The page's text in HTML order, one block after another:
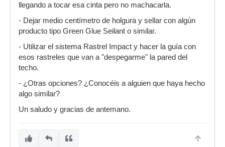
llegando a tocar esa cinta pero no machacarla.
- Dejar medio centímetro de holgura y sellar con algún
producto tipo Green Glue Seilant o similar.
- Utilizar el sistema Rastrel Impact y hacer la guía con
esos rastreles que van a "despegarme" la pared del
techo.
- ¿Otras opciones? ¿Conocéis a alguien que haya hecho
algo similar?
Un saludo y gracias de antemano.